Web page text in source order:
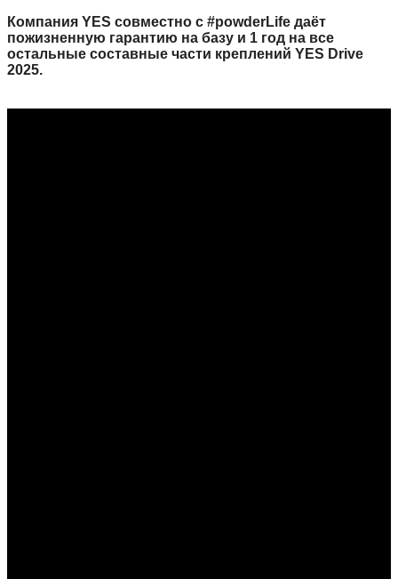
Компания YES совместно с #powderLife даёт
пожизненную гарантию на базу и 1 год на все
остальные составные части креплений YES Drive
2025.